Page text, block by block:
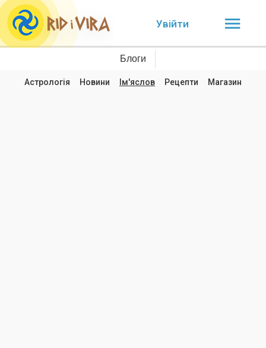
Увійти
Блоги
Астрологія Новини Ім'яслов Рецепти Магазин